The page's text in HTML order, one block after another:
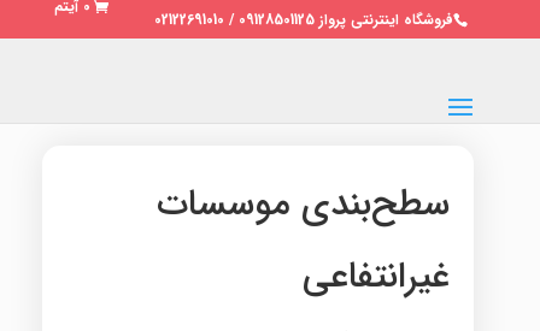
فروشگاه اینترنتی پرواز 09128501125 / 02122691010
0 آیتم
سطح‌بندی موسسات
غیرانتفاعی